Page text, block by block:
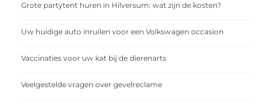
Grote partytent huren in Hilversum: wat zijn de kosten?
Uw huidige auto inruilen voor een Volkswagen occasion
Vaccinaties voor uw kat bij de dierenarts
Veelgestelde vragen over gevelreclame